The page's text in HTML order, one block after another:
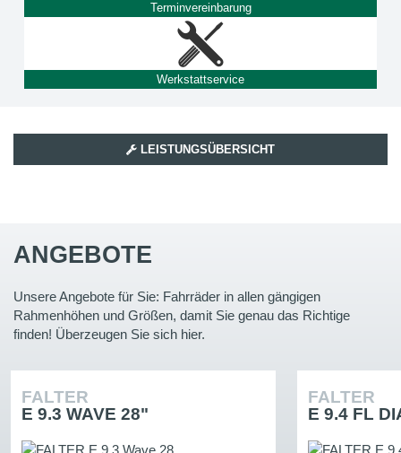
Terminvereinbarung
Werkstattservice
LEISTUNGSÜBERSICHT
ANGEBOTE
Unsere Angebote für Sie: Fahrräder in allen gängigen
Rahmenhöhen und Größen, damit Sie genau das Richtige
finden! Überzeugen Sie sich hier.
FALTER
E 9.3 WAVE 28"
FALTER
E 9.4 FL